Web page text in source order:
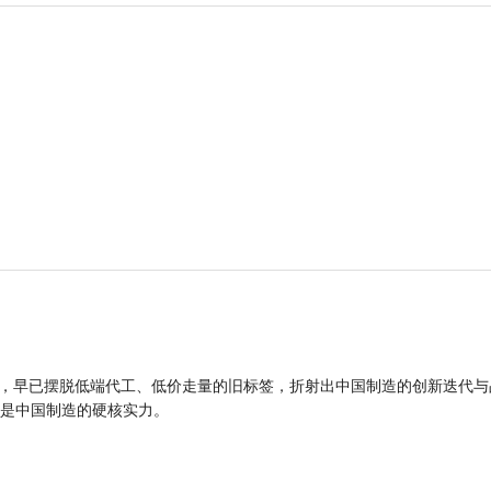
早已摆脱低端代工、低价走量的旧标签，折射出中国制造的创新迭代
中国制造的硬核实力。